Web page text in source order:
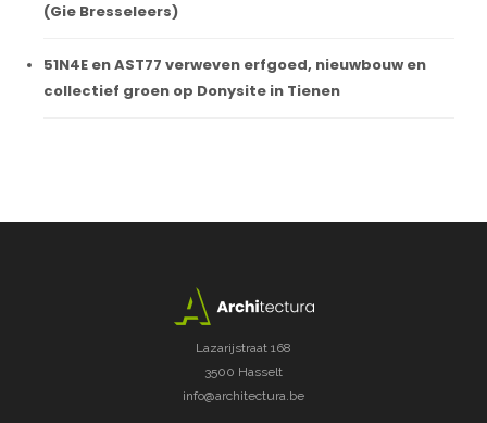
(Gie Bresseleers)
51N4E en AST77 verweven erfgoed, nieuwbouw en
collectief groen op Donysite in Tienen
Lazarijstraat 168
3500 Hasselt
info@architectura.be